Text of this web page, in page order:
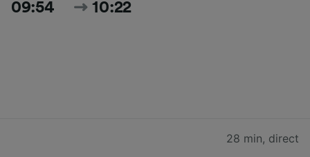
09:54 10:22
28 min, direct